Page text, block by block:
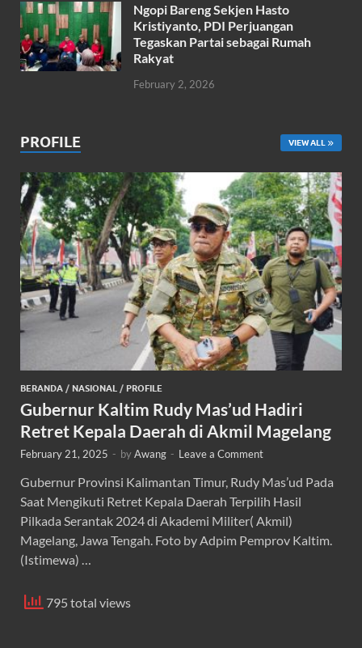
Ngopi Bareng Sekjen Hasto
Kristiyanto, PDI Perjuangan
Tegaskan Partai sebagai Rumah
Rakyat
February 2, 2026
PROFILE VIEW ALL
BERANDA / NASIONAL / PROFILE
Gubernur Kaltim Rudy Mas’ud Hadiri
Retret Kepala Daerah di Akmil Magelang
February 21, 2025 - byAwang - Leave a Comment
Gubernur Provinsi Kalimantan Timur, Rudy Mas’ud Pada
Saat Mengikuti Retret Kepala Daerah Terpilih Hasil
Pilkada Serantak 2024 di Akademi Militer( Akmil)
Magelang, Jawa Tengah. Foto by Adpim Pemprov Kaltim.
(Istimewa) …
795 total views